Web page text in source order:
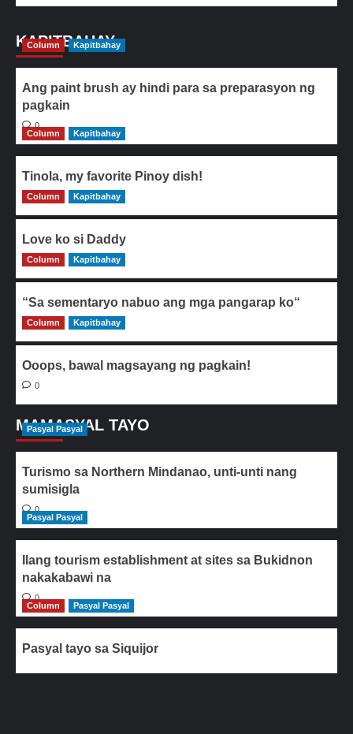
KAPITBAHAY
Column Kapitbahay
Ang paint brush ay hindi para sa preparasyon ng
pagkain
0
Column
Kapitbahay
Tinola, my favorite Pinoy dish!
0
Column Kapitbahay
Love ko si Daddy
0
Column Kapitbahay
“Sa sementaryo nabuo ang mga pangarap ko“
0
Column Kapitbahay
Ooops, bawal magsayang ng pagkain!
0
MAMASYAL TAYO
Pasyal Pasyal
Turismo sa Northern Mindanao, unti-unti nang
sumisigla
0
Pasyal Pasyal
Ilang tourism establishment at sites sa Bukidnon
nakakabawi na
0
Column
Pasyal Pasyal
Pasyal tayo sa Siquijor